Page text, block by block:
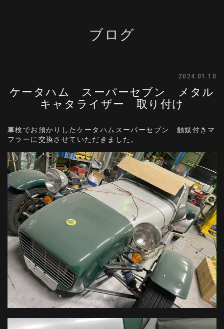
ブログ
2024.01.10
ケータハム スーパーセブン メタル
キャタライザー 取り付け
車検でお預かりしたケータハムスーパーセブン 触媒付きマ
フラーに交換させていただきました。